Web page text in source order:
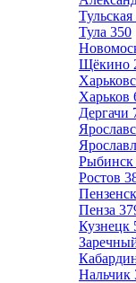
Тульская
Тула 350
Щёкино
Харьков
Дергачи
Рыбинск
Ростов
Пенза
Кузнецк
Нальчик